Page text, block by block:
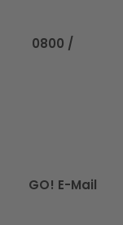
0800 /
GO! E-Mail